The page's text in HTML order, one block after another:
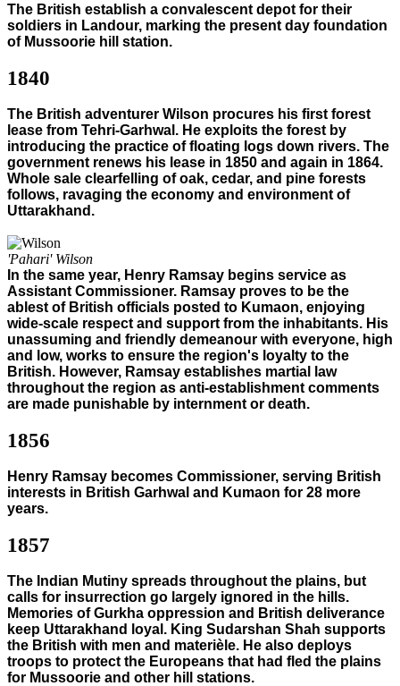
The British establish a convalescent depot for their
soldiers in Landour, marking the present day foundation
of Mussoorie hill station.
1840
The British adventurer Wilson procures his first forest
lease from Tehri-Garhwal. He exploits the forest by
introducing the practice of floating logs down rivers. The
government renews his lease in 1850 and again in 1864.
Whole sale clearfelling of oak, cedar, and pine forests
follows, ravaging the economy and environment of
Uttarakhand.
'Pahari' Wilson
In the same year, Henry Ramsay begins service as
Assistant Commissioner. Ramsay proves to be the
ablest of British officials posted to Kumaon, enjoying
wide-scale respect and support from the inhabitants. His
unassuming and friendly demeanour with everyone, high
and low, works to ensure the region's loyalty to the
British. However, Ramsay establishes martial law
throughout the region as anti-establishment comments
are made punishable by internment or death.
1856
Henry Ramsay becomes Commissioner, serving British
interests in British Garhwal and Kumaon for 28 more
years.
1857
The Indian Mutiny spreads throughout the plains, but
calls for insurrection go largely ignored in the hills.
Memories of Gurkha oppression and British deliverance
keep Uttarakhand loyal. King Sudarshan Shah supports
the British with men and materièle. He also deploys
troops to protect the Europeans that had fled the plains
for Mussoorie and other hill stations.